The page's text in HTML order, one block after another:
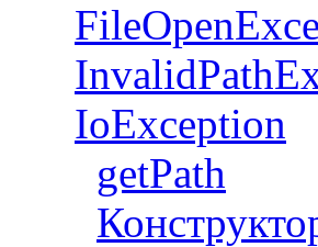
IoException
getPath